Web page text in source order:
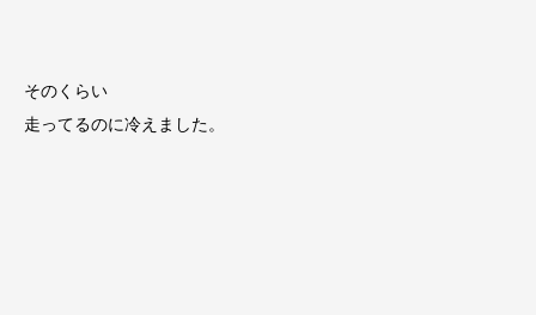
そのくらい
走ってるのに冷えました。